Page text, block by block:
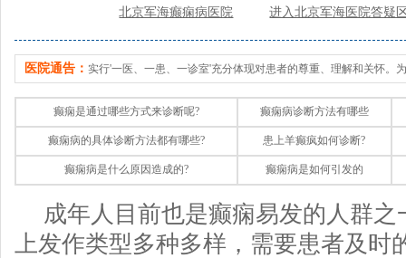
北京军海癫痫病医院 进入北京军海医院答疑
医院通告： 实行'一医、一患、一诊室'充分体现对患者的尊重、理解和关怀。
癫痫是通过哪些方式来诊断呢? 癫痫病诊断方法有哪些
癫痫病的具体诊断方法都有哪些? 患上羊癫疯如何诊断?
癫痫病是什么原因造成的? 癫痫病是如何引发的
成年人目前也是癫痫易发的人群
上发作类型多种多样，需要患者及时